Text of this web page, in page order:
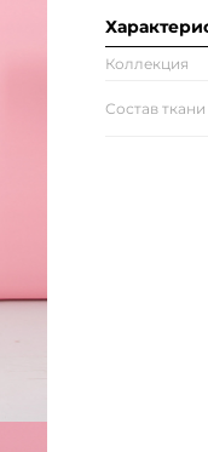
Коллекция
Состав ткани